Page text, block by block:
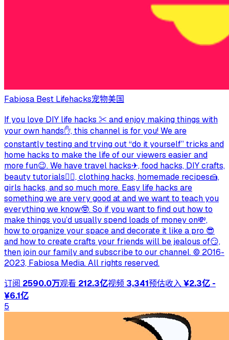
Fabiosa Best Lifehacks宠物美国
If you love DIY life hacks ✂ and enjoy making things with
your own hands✋, this channel is for you! We are
constantly testing and trying out “do it yourself” tricks and
home hacks to make the life of our viewers easier and
more fun😉. We have travel hacks✈, food hacks, DIY crafts,
beauty tutorials💆‍♀, clothing hacks, homemade recipes🍰,
girls hacks, and so much more. Easy life hacks are
something we are very good at and we want to teach you
everything we know🤓. So if you want to find out how to
make things you’d usually spend loads of money on💸,
how to organize your space and decorate it like a pro 😎
and how to create crafts your friends will be jealous of😏,
then join our family and subscribe to our channel. ©️ 2016-
2023, Fabiosa Media. All rights reserved.
订阅 2590.0万观看 212.3亿视频 3,341预估收入¥2.3亿 -
¥6.1亿
5